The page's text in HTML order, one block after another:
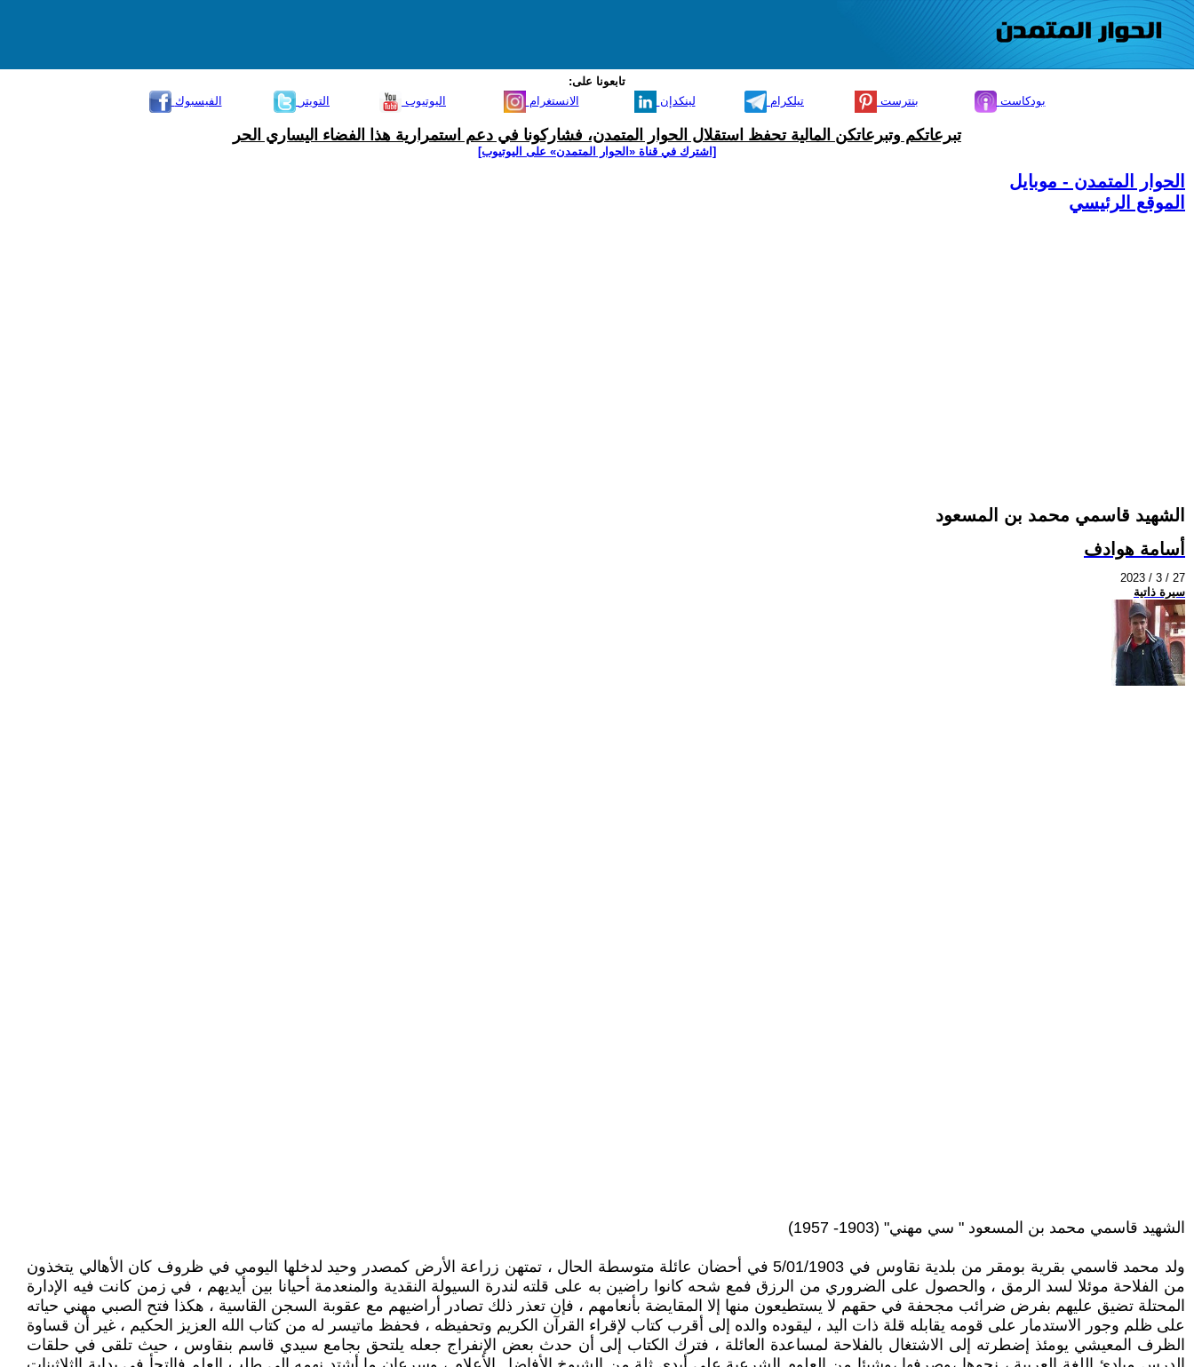
تابعونا على:
الفيسبوك
التويتر اليوتيوب الانستغرام لينكدإن تيلكرام بنترست بودكاست
تبرعاتكم وتبرعاتكن المالية تحفظ استقلال الحوار المتمدن، فشاركونا في دعم استمرارية هذا الفضاء اليساري الحر
[اشترك في قناة ‫«الحوار المتمدن» على اليوتيوب]
الحوار المتمدن - موبايل
الموقع الرئيسي
الشهيد قاسمي محمد بن المسعود
أسامة هوادف
2023 / 3 / 27
سيرة ذاتية
الشهيد قاسمي محمد بن المسعود " سي مهني" (1903- 1957)
ولد محمد قاسمي بقرية بومقر من بلدية نقاوس في 5/01/1903 في أحضان عائلة متوسطة الحال ، تمتهن زراعة الأرض كمصدر وحيد لدخلها اليومي في ظروف كان الأهالي يتخذون
من الفلاحة موئلا لسد الرمق ، والحصول على الضروري من الرزق فمع شحه كانوا راضين به على قلته لندرة السيولة النقدية والمنعدمة أحيانا بين أيديهم ، في زمن كانت فيه الإدارة
المحتلة تضيق عليهم بفرض ضرائب مجحفة في حقهم لا يستطيعون منها إلا المقايضة بأنعامهم ، فإن تعذر ذلك تصادر أراضيهم مع عقوبة السجن القاسية ، هكذا فتح الصبي مهني حياته
على ظلم وجور الاستدمار على قومه يقابله قلة ذات اليد ، ليقوده والده إلى أقرب كتاب لإقراء القرآن الكريم وتحفيظه ، فحفظ ماتيسر له من كتاب الله العزيز الحكيم ، غير أن قساوة
الظرف المعيشي يومئذ إضطرته إلى الاشتغال بالفلاحة لمساعدة العائلة ، فترك الكتاب إلى أن حدث بعض الإنفراج جعله يلتحق بجامع سيدي قاسم بنقاوس ، حيث تلقى في حلقات